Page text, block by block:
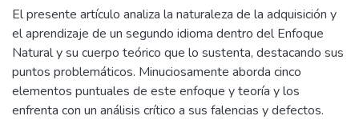
El presente artículo analiza la naturaleza de la adquisición y
el aprendizaje de un segundo idioma dentro del Enfoque
Natural y su cuerpo teórico que lo sustenta, destacando sus
puntos problemáticos. Minuciosamente aborda cinco
elementos puntuales de este enfoque y teoría y los
enfrenta con un análisis crítico a sus falencias y defectos.